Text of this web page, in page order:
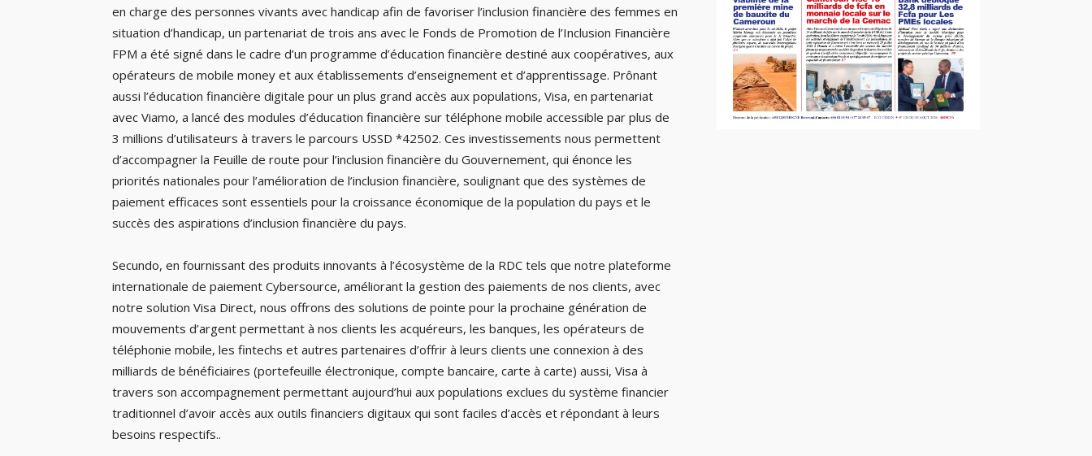
en charge des personnes vivants avec handicap afin de favoriser l’inclusion financière des femmes en
situation d’handicap, un partenariat de trois ans avec le Fonds de Promotion de l’Inclusion Financière
FPM a été signé dans le cadre d’un programme d’éducation financière destiné aux coopératives, aux
opérateurs de mobile money et aux établissements d’enseignement et d’apprentissage. Prônant
aussi l’éducation financière digitale pour un plus grand accès aux populations, Visa, en partenariat
avec Viamo, a lancé des modules d’éducation financière sur téléphone mobile accessible par plus de
3 millions d’utilisateurs à travers le parcours USSD *42502. Ces investissements nous permettent
d’accompagner la Feuille de route pour l’inclusion financière du Gouvernement, qui énonce les
priorités nationales pour l’amélioration de l’inclusion financière, soulignant que des systèmes de
paiement efficaces sont essentiels pour la croissance économique de la population du pays et le
succès des aspirations d’inclusion financière du pays.
Secundo, en fournissant des produits innovants à l’écosystème de la RDC tels que notre plateforme
internationale de paiement Cybersource, améliorant la gestion des paiements de nos clients, avec
notre solution Visa Direct, nous offrons des solutions de pointe pour la prochaine génération de
mouvements d’argent permettant à nos clients les acquéreurs, les banques, les opérateurs de
téléphonie mobile, les fintechs et autres partenaires d’offrir à leurs clients une connexion à des
milliards de bénéficiaires (portefeuille électronique, compte bancaire, carte à carte) aussi, Visa à
travers son accompagnement permettant aujourd’hui aux populations exclues du système financier
traditionnel d’avoir accès aux outils financiers digitaux qui sont faciles d’accès et répondant à leurs
besoins respectifs..